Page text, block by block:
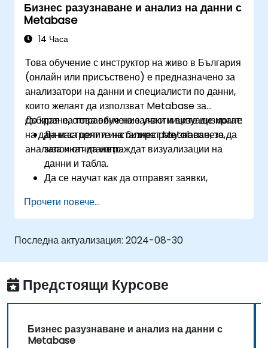
Бизнес разузнаване и анализ на данни с
Metabase
14 Часа
Това обучение с инструктор на живо в България
(онлайн или присъствено) е предназначено за
анализатори на данни и специалисти по данни,
които желаят да използват Metabase за
събиране, отправяне на заявки и визуализиране
на данни за целите на бизнес разузнаването,
анализа и отчитането.
До края на това обучение участниците ще могат:
Да настроят и инсталират Metabase, за да
започнат да изграждат визуализации на
данни и табла.
Да се научат как да отправят заявки,
Metabase.
Да използват функциите и инструментите в
Metabase за писане на SQL заявки.
Да изграждат аналитични диаграми и табла
за получаване на бизнес прозрения.
Да познават най-добрите практики и съвети
за използване на Metabase и разрешаване
на често срещани проблеми.
Прочети повече...
Последна актуализация: 2024-08-30
Предстоящи Курсове
Бизнес разузнаване и анализ на данни с
Metabase